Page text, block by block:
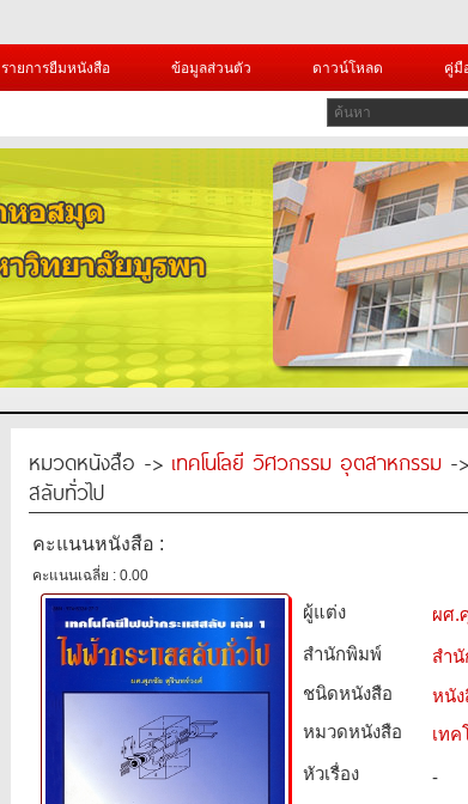
รายการยืมหนังสือ ข้อมูลส่วนตัว ดาวน์โหลด คู่มื
หมวดหนังสือ -> เทคโนโลยี วิศวกรรม อุตสาหกรรม -
สลับทั่วไป
คะแนนหนังสือ :
คะแนนเฉลี่ย : 0.00
ผู้แต่ง
ผศ.
สำนักพิมพ์
สำ
ชนิดหนังสือ­
หนั
หมวดหนังสือ­
เท
หัวเรื่อง
-